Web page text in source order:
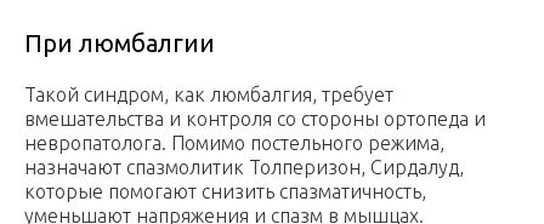
При люмбалгии
Такой синдром, как люмбалгия, требует
вмешательства и контроля со стороны ортопеда и
невропатолога. Помимо постельного режима,
назначают спазмолитик Толперизон, Сирдалуд,
которые помогают снизить спазматичность,
уменьшают напряжения и спазм в мышцах.